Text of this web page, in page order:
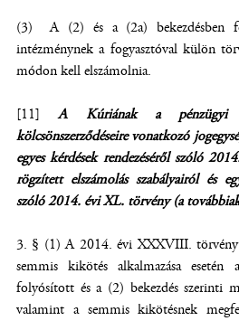
(3) A (2) és a (2a) bekezdésben
intézménynek a fogyasztóval külön
módon kell elszámolnia.
[11]A Kúriának a pénzügyi
kölcsönszerződéseire vonatkozó
egyes kérdések rendezéséről szóló
rögzített elszámolás szabályairól és
szóló 2014. évi XL. törvény (a
3. § (1) A 2014. évi XXXVIII. törvény
semmis kikötés alkalmazása
folyósított és a (2) bekezdés szerinti
valamint a semmis kikötésnek